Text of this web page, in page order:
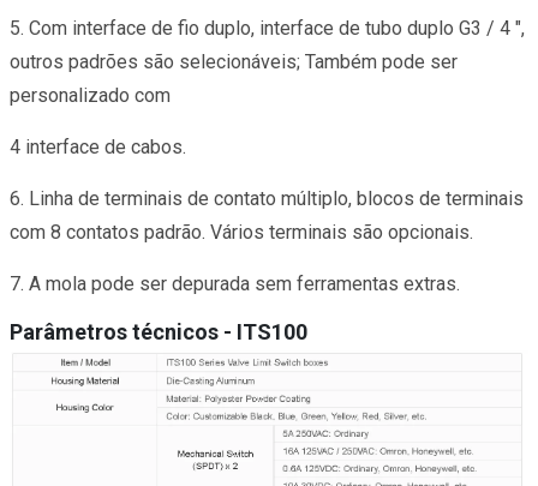
5. Com interface de fio duplo, interface de tubo duplo G3 / 4 ",
outros padrões são selecionáveis; Também pode ser
personalizado com
4 interface de cabos.
6. Linha de terminais de contato múltiplo, blocos de terminais
com 8 contatos padrão. Vários terminais são opcionais.
7. A mola pode ser depurada sem ferramentas extras.
Parâmetros técnicos - ITS100